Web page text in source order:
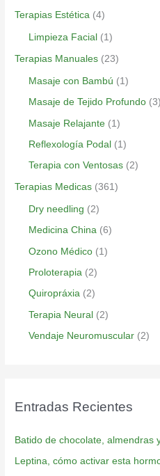
Terapias Estética (4)
Limpieza Facial (1)
Terapias Manuales (23)
Masaje con Bambú (1)
Masaje de Tejido Profundo (3)
Masaje Relajante (1)
Reflexología Podal (1)
Terapia con Ventosas (2)
Terapias Medicas (361)
Dry needling (2)
Medicina China (6)
Ozono Médico (1)
Proloterapia (2)
Quiropráxia (2)
Terapia Neural (2)
Vendaje Neuromuscular (2)
Entradas Recientes
Batido de chocolate, almendras
Leptina, cómo activar esta